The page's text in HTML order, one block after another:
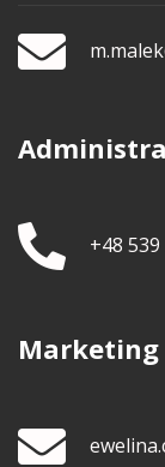
+48
Marketing